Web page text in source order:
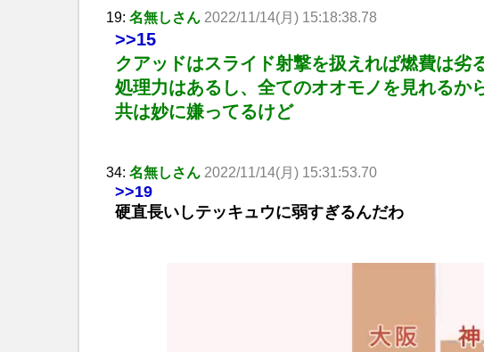
19: 名無しさん 2022/11/14(月) 15:18:38.78
>>15
クアッドはスライド射撃を扱えれば燃費は劣
処理力はあるし、全てのオオモノを見れるか
共は妙に嫌ってるけど
34: 名無しさん 2022/11/14(月) 15:31:53.70
>>19
硬直長いしテッキュウに弱すぎるんだわ